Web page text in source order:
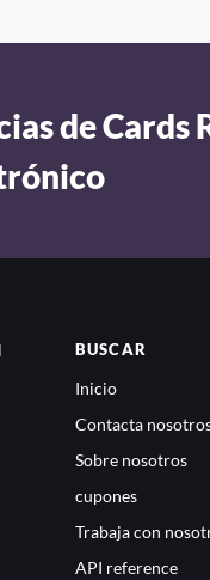
de Cards
BUSCAR
Inicio
Contacta
Sobre nosotros
cupones
Trabaja con
API reference